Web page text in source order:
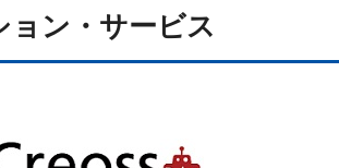
ョン・サービス